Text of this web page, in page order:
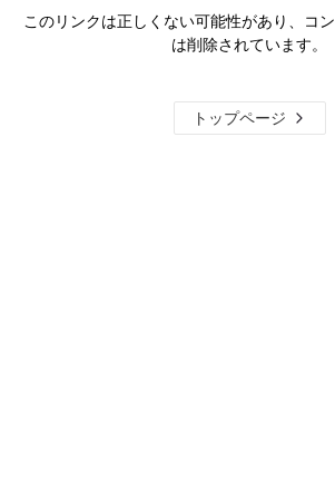
このリンクは正しくない可能性があり、コ
は削除されています。
トップページ